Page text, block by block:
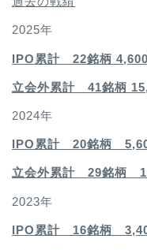
2025年
IPO累計 22銘柄 4,600
立会外累計 41銘柄
2024年
IPO累計 20銘柄
立会外累計 29銘柄
2023年
IPO累計 16銘柄